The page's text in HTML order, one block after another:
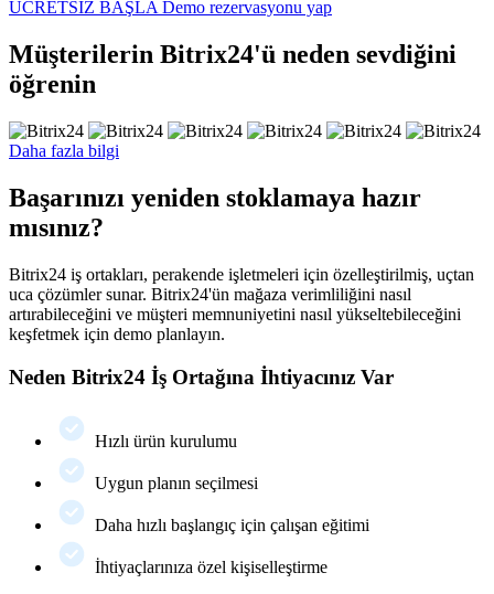
ÜCRETSİZ BAŞLA Demo rezervasyonu yap
Müşterilerin Bitrix24'ü neden sevdiğini
öğrenin
Daha fazla bilgi
Başarınızı yeniden stoklamaya hazır
mısınız?
Bitrix24 iş ortakları, perakende işletmeleri için özelleştirilmiş, uçtan
uca çözümler sunar. Bitrix24'ün mağaza verimliliğini nasıl
artırabileceğini ve müşteri memnuniyetini nasıl yükseltebileceğini
keşfetmek için demo planlayın.
Neden Bitrix24 İş Ortağına İhtiyacınız Var
Hızlı ürün kurulumu
Uygun planın seçilmesi
Daha hızlı başlangıç için çalışan eğitimi
İhtiyaçlarınıza özel kişiselleştirme